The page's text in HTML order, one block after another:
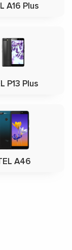
A16 Plus
P13 Plus
A46